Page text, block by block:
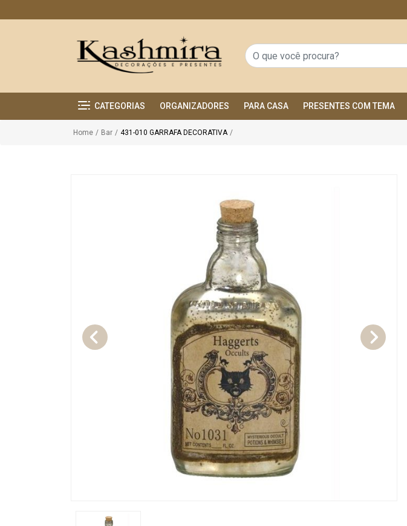
CATEGORIAS ORGANIZADORES PARA CASA PRESENTES COM TEMA
Home / Bar / 431-010 GARRAFA DECORATIVA /